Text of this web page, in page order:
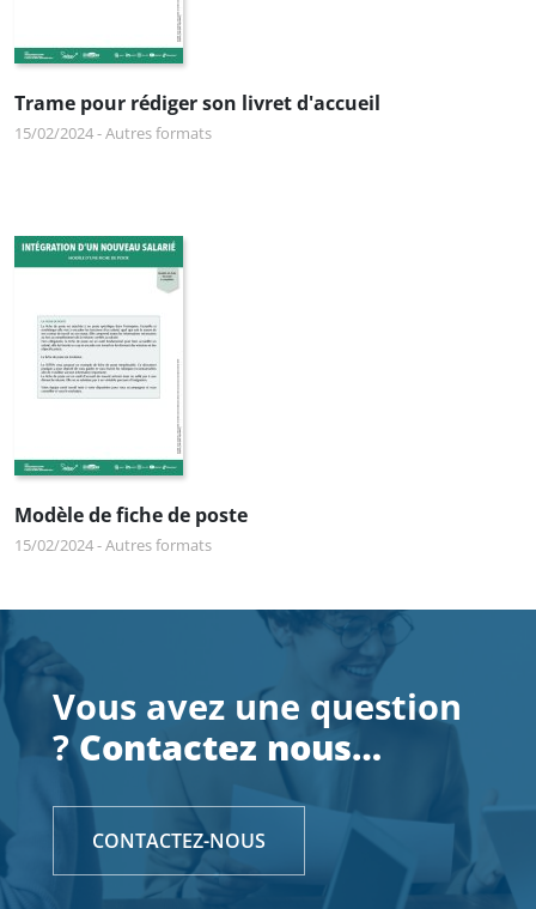
Trame pour rédiger son livret d'accueil
15/02/2024-Autres formats
Modèle de fiche de poste
15/02/2024-Autres formats
Vous avez une question
?Contactez nous…
CONTACTEZ-NOUS